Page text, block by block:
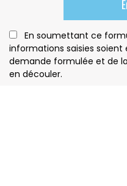
En soumettant ce
informations saisies soient
demande formulée et de
en découler.